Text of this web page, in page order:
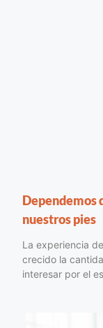
Dependemos
nuestros pies
La experiencia
crecido la
interesar por el